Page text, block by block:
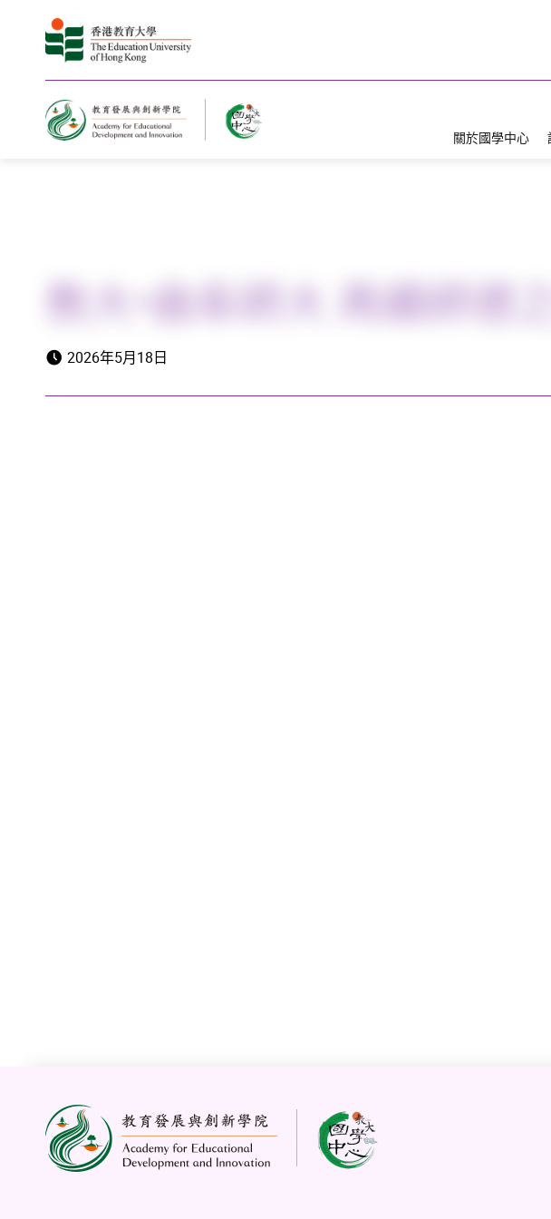
關於國學中心
教大×曲阜師大 再續師德
2026年5月18日